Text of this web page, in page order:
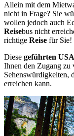
Allein mit dem
nicht in Frage? Sie
wollen jedoch auch
Reisebus nicht
richtige Reise für Sie!
Diese geführten
Ihnen den Zugang zu
Sehenswürdigkeiten,
erreichen kann.